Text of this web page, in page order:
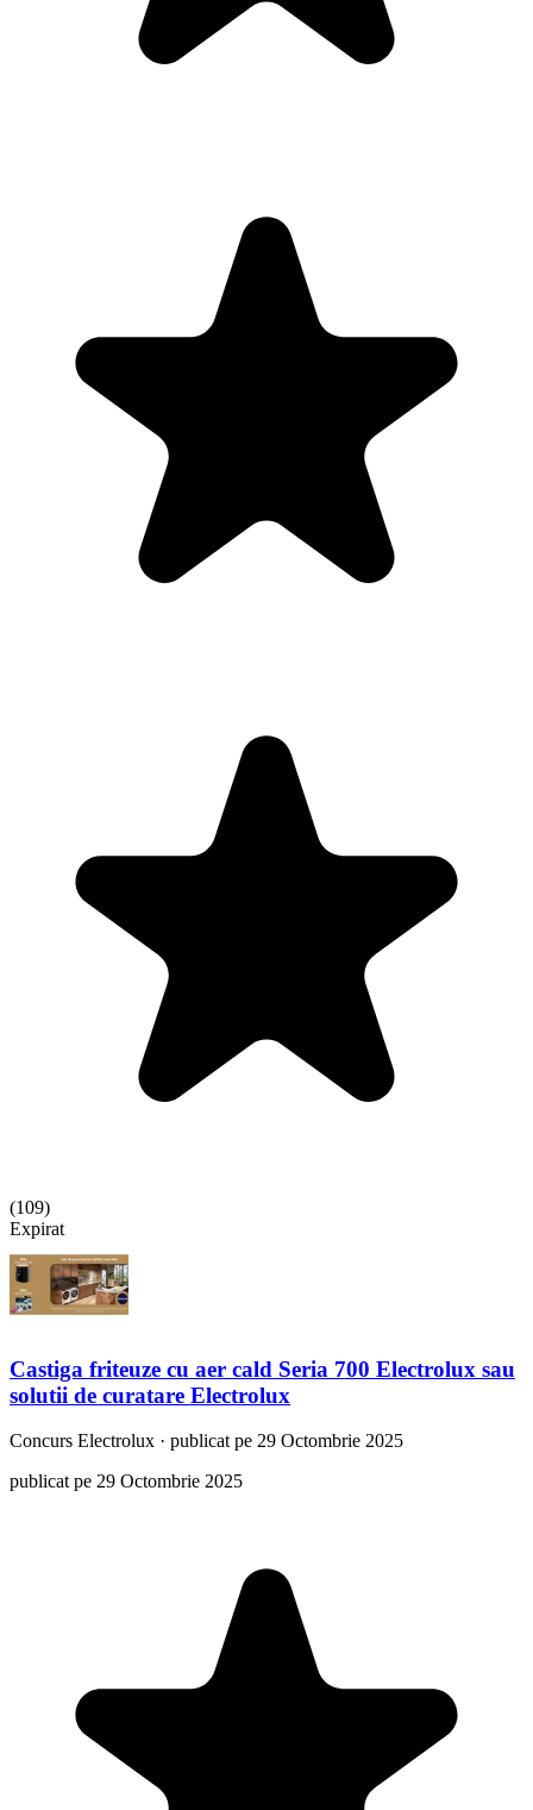
(109)
Expirat
Castiga friteuze cu aer cald Seria 700 Electrolux sau
solutii de curatare Electrolux
Concurs Electrolux · publicat pe 29 Octombrie 2025
publicat pe 29 Octombrie 2025